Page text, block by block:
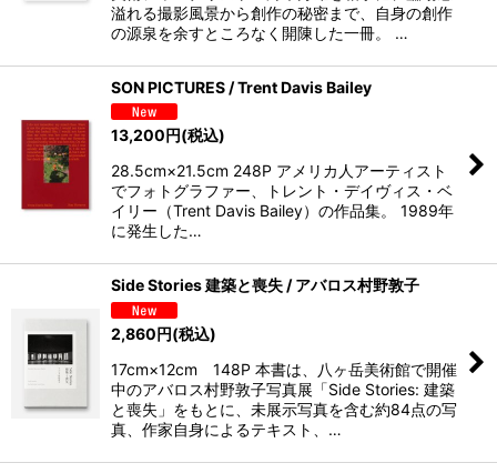
溢れる撮影風景から創作の秘密まで、自身の創作
の源泉を余すところなく開陳した一冊。 …
SON PICTURES / Trent Davis Bailey
13,200円(税込)
28.5cm×21.5cm 248P アメリカ人アーティスト
でフォトグラファー、トレント・デイヴィス・ベ
イリー（Trent Davis Bailey）の作品集。 1989年
に発生した…
Side Stories 建築と喪失 / アバロス村野敦子
2,860円(税込)
17cm×12cm 148P 本書は、八ヶ岳美術館で開催
中のアバロス村野敦子写真展「Side Stories: 建築
と喪失」をもとに、未展示写真を含む約84点の写
真、作家自身によるテキスト、…